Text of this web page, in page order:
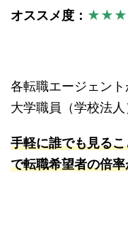
オススメ度：
各転職エージェント
大学職員（学校法人
手軽に誰でも見る
で転職希望者の倍